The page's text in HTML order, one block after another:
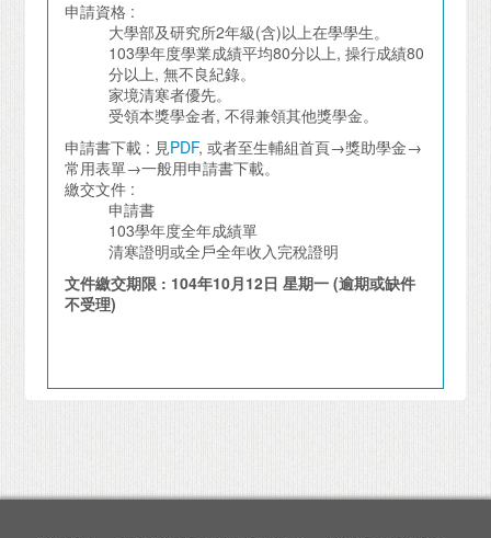
申請資格 :
大學部及研究所2年級(含)以上在學學生。
103學年度學業成績平均80分以上, 操行成績80
分以上, 無不良紀錄。
家境清寒者優先。
受領本獎學金者, 不得兼領其他獎學金。
申請書下載 : 見PDF, 或者至生輔組首頁→獎助學金→
常用表單→一般用申請書下載。
繳交文件 :
申請書
103學年度全年成績單
清寒證明或全戶全年收入完稅證明
文件繳交期限 : 104年10月12日 星期一 (逾期或缺件
不受理)